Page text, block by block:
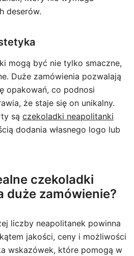
deserów.
mogą być nie tylko smaczne,
Duże zamówienia pozwalają
opakowań, co podnosi
że staje się on unikalny.
są czekoladki neapolitanki
dodania własnego logo lub
czekoladki
duże zamówienie?
liczby neapolitanek powinna
jakości, ceny i możliwości
wskazówek, które pomogą w